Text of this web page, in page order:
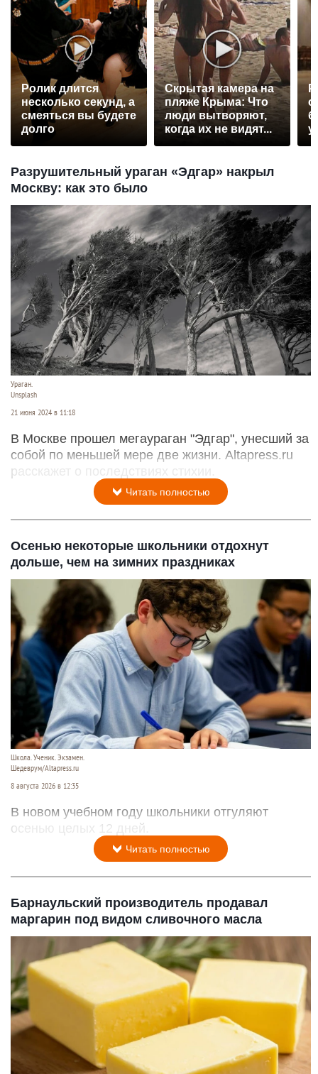
Ролик длится
несколько секунд, а
смеяться вы будете
долго
Скрытая камера на
пляже Крыма: Что
люди вытворяют,
когда их не видят...
Разрушительный ураган «Эдгар» накрыл
Москву: как это было
Ураган.
Unsplash
21 июня 2024 в 11:18
В Москве прошел мегаураган "Эдгар", унесший за
собой по меньшей мере две жизни. Altapress.ru
расскажет о последствиях стихии.
Читать полностью
Осенью некоторые школьники отдохнут
дольше, чем на зимних праздниках
Школа. Ученик. Экзамен.
Шедеврум/Altapress.ru
8 августа 2026 в 12:35
В новом учебном году школьники отгуляют
осенью целых 12 дней.
Читать полностью
Барнаульский производитель продавал
маргарин под видом сливочного масла